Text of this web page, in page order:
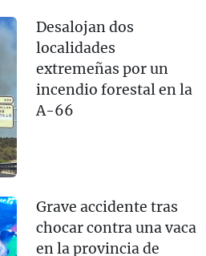
Desalojan dos
localidades
extremeñas por un
incendio forestal en la
A-66
Grave accidente tras
chocar contra una vaca
en la provincia de